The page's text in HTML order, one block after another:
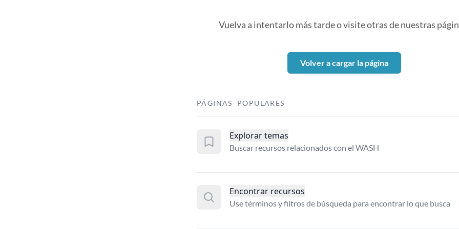
Vuelva a intentarlo más tarde o visite otras de nuestras
Volver a cargar la página
PÁGINAS POPULARES
Explorar temas
Buscar recursos relacionados con el WASH
Encontrar recursos
Use términos y filtros de búsqueda para encontrar lo que busca